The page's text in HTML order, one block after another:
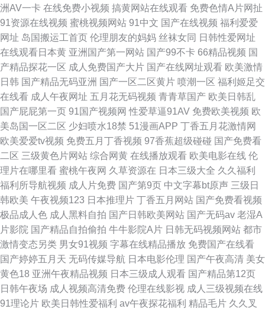
婷视频 99九九 九九久视频在线观看 天龙影院76long 91综合精品 黄色A片网
色在线视频
洲AV一卡 在线免费小视频 搞黄网站在线观看 免费色情A片网扯
91资源在线视频 蜜桃视频网站 91中文 国产在线视频 福利爱爱
网址 岛国搬运工首页 伦理朋友的妈妈 丝袜女同 日韩性爱网址
在线观看日本黄 亚洲国产第一网站 国产99不卡 66精品视频 国
产精品探花一区 成人免费国产大片 国产在线网址观看 欧美激情
日韩 国产精品无码亚洲 国产一区二区黄片 喷潮一区 福利姬足交
在线看 成人午夜网址 五月花无码视频 青青草国产 欧美日韩乱
国产屁屁第一页 91国产视频网 性爱草逼91AV 免费欧美视频 欧
美岛国一区二区 少妇喷水18禁 51漫画APP 丁香五月花激情网
欧美爱爱tv视频 免费五月丁香视频 97香蕉超级碰碰 国产免费看
二区 三级黄色片网站 综合网黄 在线播放观看 欧美电影在线 伦
理片在哪里看 蜜桃午夜网 久草资源在 日本三级大全 久久福利
福利所导航视频 成人片免费 国产第9页 中文字幕bt原声 三级日
韩欧美 午夜视频123 日本推理片 丁香五月网站 国产免费看视频
极品成人色 成人黑料自拍 国产日韩欧美网站 国产无码av 老湿A
片影院 国产精品自拍偷拍 牛牛影院A片 日韩无码视频网站 都市
激情变态另类 男女91视频 字幕在线精品播放 免费国产在线看
国产婷婷五月天 无码传媒导航 日本电影伦理 国产午夜高清 美女
黄色18 亚洲午夜精品视频 日本三级成人观看 国产精品第12页
日韩午夜场 成人视频高清免费 伦理在线影视 成人三级视频在线
91理论片 欧美日韩性爱福利 av午夜探花福利 精品毛片 久久叉